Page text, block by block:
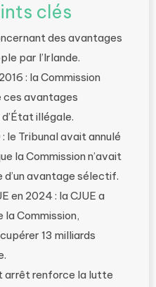
clés
des avantages
par l’Irlande.
: la Commission
ces avantages
illégale.
le Tribunal avait annulé
la Commission n’avait
d’un avantage sélectif.
en 2024 : la CJUE a
la Commission,
13 milliards
arrêt renforce la lutte